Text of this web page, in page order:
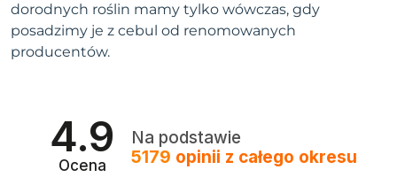
dorodnych roślin mamy tylko wówczas, gdy
posadzimy je z cebul od renomowanych
producentów.
4.9
Ocena
Na podstawie
5179 opinii z całego okresu